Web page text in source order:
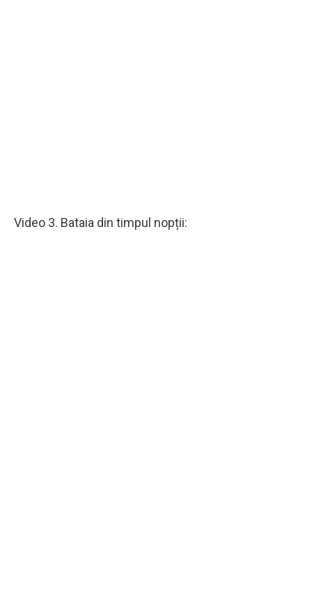
Video 3. Bataia din timpul nopții: